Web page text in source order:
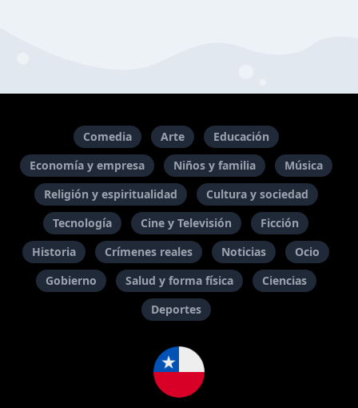
Comedia Arte
Educación
Economía y empresa
Niños y familia
Música
Religión y espiritualidad
Cultura y sociedad
Tecnología
Cine y Televisión
Ficción
Historia
Crímenes reales Noticias
Ocio
Gobierno
Salud y forma física
Ciencias
Deportes